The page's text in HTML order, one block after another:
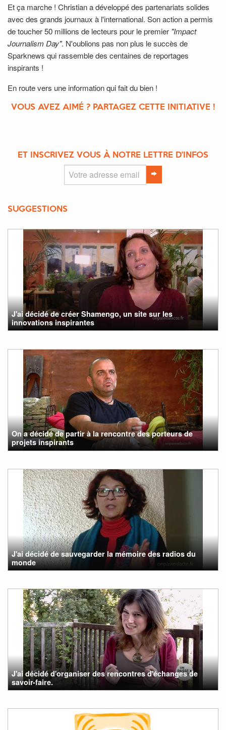
Et ça marche ! Christian a développé des partenariats solides
avec des grands journaux à l'international. Son action a permis
de toucher 50 millions de lecteurs pour le premier "Impact
Journalism Day". N'oublions pas non plus le succès de
Sparknews qui rassemble des centaines de reportages
inspirants !
En route vers une information qui fait du bien !
VOUS AVEZ AIMÉ ? PARTAGEZ CETTE INITIATIVE !
ET INSCRIVEZ VOUS À NOTRE LETTRE D'INFOS
SUGGESTIONS
J'ai décidé de créer Shamengo, un site sur les
innovations inspirantes
On a décidé de partir à la rencontre des porteurs de
projets inspirants
J'ai décidé de sauvegarder la mémoire des radios du
monde
J'ai décidé d'organiser des rencontres d'échanges de
savoir-faire.